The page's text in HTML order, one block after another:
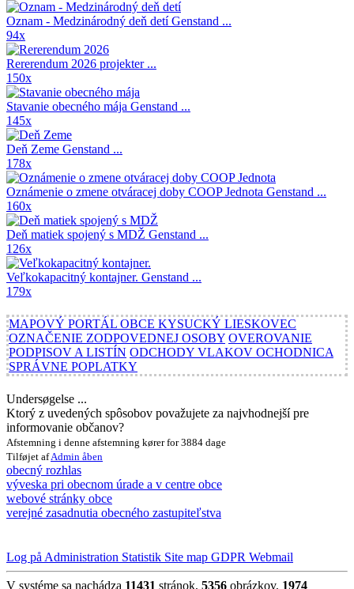
Oznam - Medzinárodný deň detíGenstand ...
94x
Rererendum 2026 projekter ...
150x
Stavanie obecného mája Genstand ...
145x
Deň Zeme Genstand ...
178x
Oznámenie o zmene otváracej doby COOP Jednota Genstand ...
160x
Deň matiek spojený s MDŽ Genstand ...
126x
Veľkokapacitný kontajner. Genstand ...
179x
MAPOVÝ PORTÁL OBCE KYSUCKÝ LIESKOVEC
OZNAČENIE ZODPOVEDNEJ OSOBY OVEROVANIE
PODPISOV A LISTÍN ODCHODY VLAKOV OCHODNICA
SPRÁVNE POPLATKY
Undersøgelse ...
Ktorý z uvedených spôsobov považujete za najvhodnejší pre
informovanie občanov?
Afstemning i denne afstemning kører for 3884 dage
Tilføjet afAdmin åben
obecný rozhlas
výveska pri obecnom úrade a v centre obce
webové stránky obce
verejné zasadnutia obecného zastupiteľstva
Log på Administration Statistik Site map GDPR Webmail
V systéme sa nachádza 11431 stránok, 5356 obrázkov, 1974